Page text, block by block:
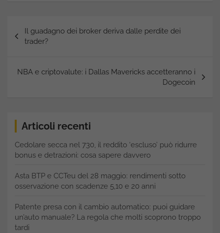
Navigazione
articoli
Il guadagno dei broker deriva dalle perdite dei
trader?
NBA e criptovalute: i Dallas Mavericks accetteranno i
Dogecoin
Articoli recenti
Cedolare secca nel 730, il reddito ‘escluso’ può ridurre
bonus e detrazioni: cosa sapere davvero
Asta BTP e CCTeu del 28 maggio: rendimenti sotto
osservazione con scadenze 5,10 e 20 anni
Patente presa con il cambio automatico: puoi guidare
un’auto manuale? La regola che molti scoprono troppo
tardi